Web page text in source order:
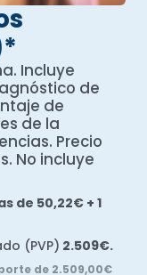
Incluye
de
de
de la
Precio
No incluye
de 50,22€ + 1
(PVP) 2.509€.
de 2.509,00€